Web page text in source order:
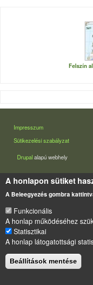
Felszín
LÁBLÉC
Impresszum
Sütikezelési szabályzat
Drupalalapú webhely
A honlapon sütiket
A Beleegyezés gombra
Funkcionális
A honlap működéséhez
Statisztikai
A honlap látogatottsági
Beállítások mentése